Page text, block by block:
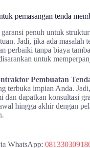
pemasangan tenda
penuh untuk
Jadi, jika ada masalah
perbaiki tanpa biaya
untuk
Pembuatan
terbuka impian Anda.
dan dapatkan konsultasi
hingga akhir dengan
WhatsApp: